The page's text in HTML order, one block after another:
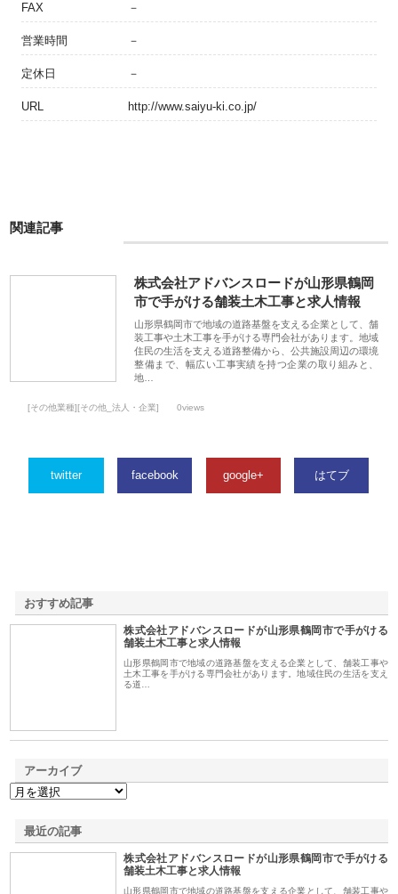
FAX －
営業時間 －
定休日 －
URL http://www.saiyu-ki.co.jp/
関連記事
株式会社アドバンスロードが山形県鶴岡
市で手がける舗装土木工事と求人情報
山形県鶴岡市で地域の道路基盤を支える企業として、舗
装工事や土木工事を手がける専門会社があります。地域
住民の生活を支える道路整備から、公共施設周辺の環境
整備まで、幅広い工事実績を持つ企業の取り組みと、
地…
[その他業種][その他_法人・企業] 0views
twitter facebook google+ はてブ
おすすめ記事
株式会社アドバンスロードが山形県鶴岡市で手がける
舗装土木工事と求人情報
山形県鶴岡市で地域の道路基盤を支える企業として、舗装工事や
土木工事を手がける専門会社があります。地域住民の生活を支え
る道…
アーカイブ
最近の記事
株式会社アドバンスロードが山形県鶴岡市で手がける
舗装土木工事と求人情報
山形県鶴岡市で地域の道路基盤を支える企業として、舗装工事や